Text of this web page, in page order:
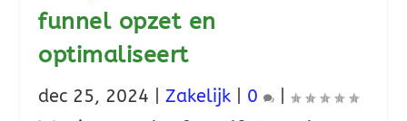
funnel opzet en
optimaliseert
dec 25, 2024 |Zakelijk 0
|